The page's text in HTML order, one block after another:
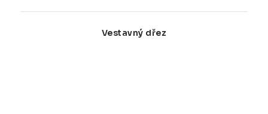
Vestavný dřez